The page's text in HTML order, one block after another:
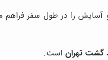
و آسایش را در طول سفر
گشت تهران است.